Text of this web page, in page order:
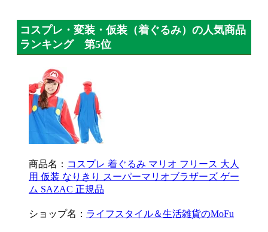
コスプレ・変装・仮装（着ぐるみ）の人気商品
ランキング 第5位
商品名： コスプレ 着ぐるみ マリオ フリース 大人
用 仮装 なりきり スーパーマリオブラザーズ ゲー
ム SAZAC 正規品
ショップ名： ライフスタイル＆生活雑貨のMoFu